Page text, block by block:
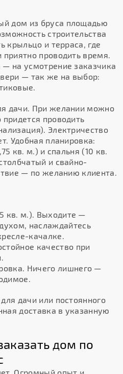
дом из бруса площадью
строительства
крыльцо и терраса, где
проводить время.
на усмотрение заказчика
— так же на выбор:
дачи. При желании можно
проводить
Электричество
Удобная планировка:
кв. м.) и спальня (10 кв.
и свайно-
— по желанию клиента.
кв. м.). Выходите —
наслаждайтесь
качалке.
качество при
Ничего лишнего —
дачи или постоянного
доставка в указанную
дом по